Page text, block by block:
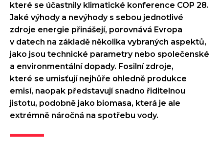
které se účastnily klimatické konference COP 28.
Jaké výhody a nevýhody s sebou jednotlivé
zdroje energie přinášejí, porovnává Evropa
v datech na základě několika vybraných aspektů,
jako jsou technické parametry nebo společenské
a environmentální dopady. Fosilní zdroje,
které se umisťují nejhůře ohledně produkce
emisí, naopak představují snadno řiditelnou
jistotu, podobně jako biomasa, která je ale
extrémně náročná na spotřebu vody.